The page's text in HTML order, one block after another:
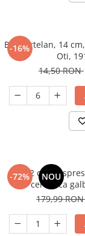
-16%
Bol portelan, 14
Oti,
14,50 RON
-72% NOU
Set 12 cesti
ceramica
179,99